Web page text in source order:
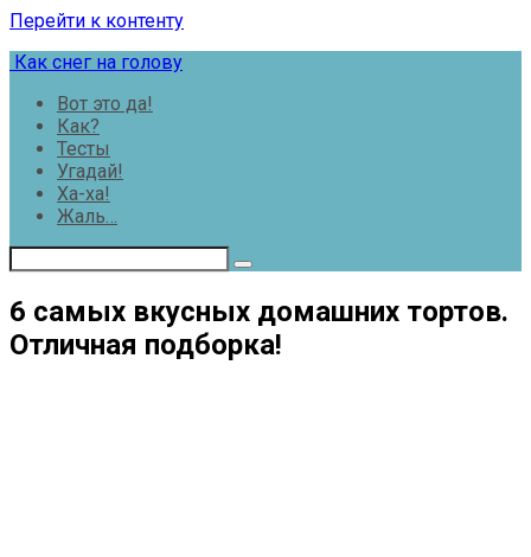
Перейти к контенту
Как снег на голову
Вот это да!
Как?
Тесты
Угадай!
Ха-ха!
Жаль…
6 самых вкусных домашних тортов.
Отличная подборка!